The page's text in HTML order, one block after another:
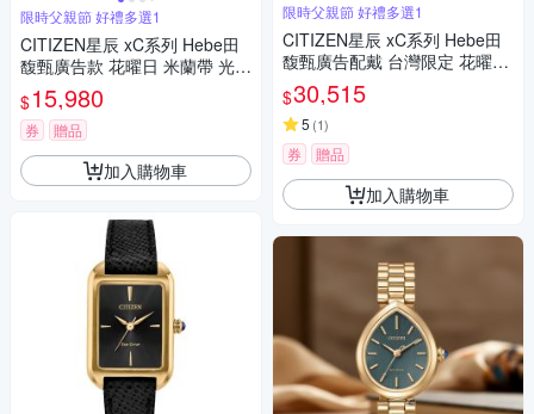
限時父親節 好禮多選1
CITIZEN星辰 xC系列 Hebe田
馥甄廣告款 花曜日 米蘭帶 光動
能腕錶 父親節 禮物 推薦 28m
m / EW2638-56A
$15,980
券 贈品
加入購物車
限時父親節 好禮多選1
CITIZEN星辰 xC系列 Hebe田
馥甄廣告配戴 台灣限定 花曜日
光動能鈦金屬電波腕錶 父親節
禮物 推薦 36mm / CB1135-52
N
$30,515
5 (1)
券 贈品
加入購物車